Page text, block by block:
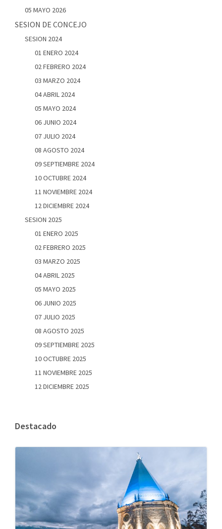
05 MAYO 2026
SESION DE CONCEJO
SESION 2024
01 ENERO 2024
02 FEBRERO 2024
03 MARZO 2024
04 ABRIL 2024
05 MAYO 2024
06 JUNIO 2024
07 JULIO 2024
08 AGOSTO 2024
09 SEPTIEMBRE 2024
10 OCTUBRE 2024
11 NOVIEMBRE 2024
12 DICIEMBRE 2024
SESION 2025
01 ENERO 2025
02 FEBRERO 2025
03 MARZO 2025
04 ABRIL 2025
05 MAYO 2025
06 JUNIO 2025
07 JULIO 2025
08 AGOSTO 2025
09 SEPTIEMBRE 2025
10 OCTUBRE 2025
11 NOVIEMBRE 2025
12 DICIEMBRE 2025
Destacado